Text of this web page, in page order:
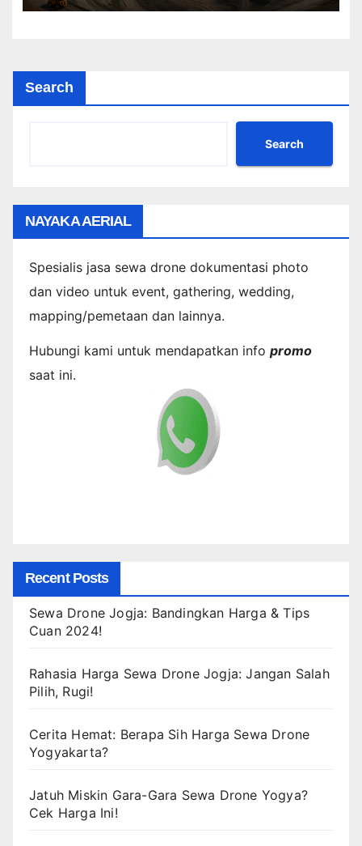
Search
Search
NAYAKA AERIAL
Spesialis jasa sewa drone dokumentasi photo
dan video untuk event, gathering, wedding,
mapping/pemetaan dan lainnya.
Hubungi kami untuk mendapatkan info promo
saat ini.
Recent Posts
Sewa Drone Jogja: Bandingkan Harga & Tips
Cuan 2024!
Rahasia Harga Sewa Drone Jogja: Jangan Salah
Pilih, Rugi!
Cerita Hemat: Berapa Sih Harga Sewa Drone
Yogyakarta?
Jatuh Miskin Gara-Gara Sewa Drone Yogya?
Cek Harga Ini!